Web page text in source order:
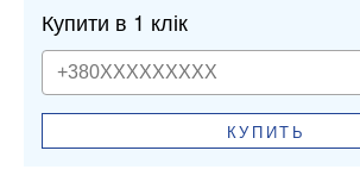
Купити в 1 клік
КУПИТЬ